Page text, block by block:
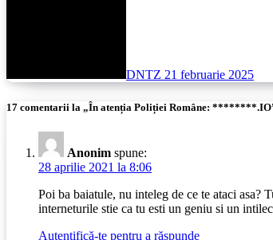
DNTZ 21 februarie 2025
17 comentarii la „În atenția Poliției Române:
Anonim spune:
28 aprilie 2021 la 8:06
Poi ba baiatule, nu inteleg de ce te ataci asa?
interneturile stie ca tu esti un geniu si un
Autentifică-te pentru a răspunde